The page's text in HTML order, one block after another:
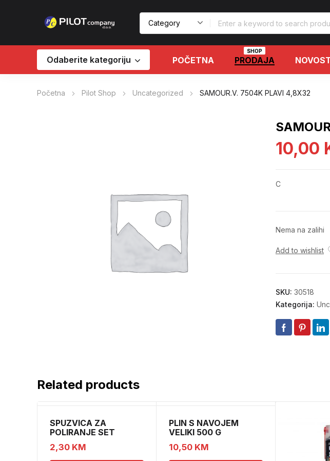
Odaberite kategoriju POČETNA PRODAJA
SHOP
Početna Pilot Shop Uncategorized SAMOUR.V. 7504K PLAVI 4,8X32
10,00
C
Nema na zalihi
Add to wishlist
SKU: 30518
Kategorija:
Related products
SPUZVICA ZA
POLIRANJE SET
2,30 KM
PLIN S NAVOJEM
VELIKI 500 G
10,50 KM